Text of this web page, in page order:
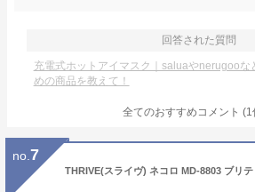
回答された質問
充電式ホットアイマスク｜saluaやnerugooな
めの商品を教えて！
全てのおすすめコメント (1
no. 7